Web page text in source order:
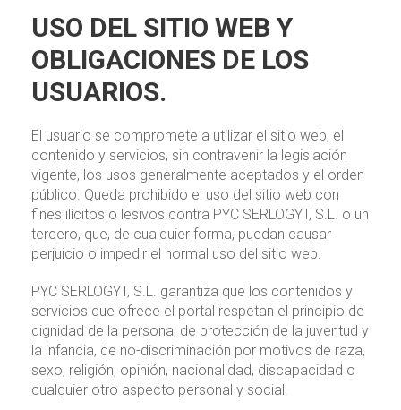
USO DEL SITIO WEB Y
OBLIGACIONES DE LOS
USUARIOS.
El usuario se compromete a utilizar el sitio web, el
contenido y servicios, sin contravenir la legislación
vigente, los usos generalmente aceptados y el orden
público. Queda prohibido el uso del sitio web con
fines ilícitos o lesivos contra PYC SERLOGYT, S.L. o un
tercero, que, de cualquier forma, puedan causar
perjuicio o impedir el normal uso del sitio web.
PYC SERLOGYT, S.L. garantiza que los contenidos y
servicios que ofrece el portal respetan el principio de
dignidad de la persona, de protección de la juventud y
la infancia, de no-discriminación por motivos de raza,
sexo, religión, opinión, nacionalidad, discapacidad o
cualquier otro aspecto personal y social.